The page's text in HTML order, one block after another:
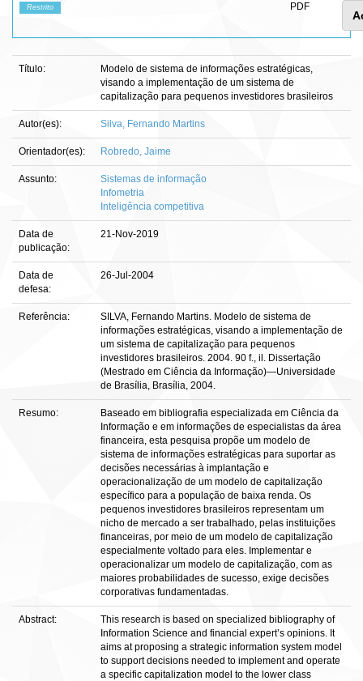
Restrito
PDF
Título:
Modelo de sistema de informações estratégicas,
visando a implementação de um sistema de
capitalização para pequenos investidores brasileiros
Autor(es): Silva, Fernando Martins
Orientador(es): Robredo, Jaime
Assunto:
Sistemas de informação
Infometria
Inteligência competitiva
Data de
publicação:
21-Nov-2019
Data de
defesa:
26-Jul-2004
Referência:
SILVA, Fernando Martins. Modelo de sistema de
informações estratégicas, visando a implementação de
um sistema de capitalização para pequenos
investidores brasileiros. 2004. 90 f., il. Dissertação
(Mestrado em Ciência da Informação)—Universidade
de Brasília, Brasília, 2004.
Resumo:
Baseado em bibliografia especializada em Ciência da
Informação e em informações de especialistas da área
financeira, esta pesquisa propõe um modelo de
sistema de informações estratégicas para suportar as
decisões necessárias à implantação e
operacionalização de um modelo de capitalização
específico para a população de baixa renda. Os
pequenos investidores brasileiros representam um
nicho de mercado a ser trabalhado, pelas instituições
financeiras, por meio de um modelo de capitalização
especialmente voltado para eles. Implementar e
operacionalizar um modelo de capitalização, com as
maiores probabilidades de sucesso, exige decisões
corporativas fundamentadas.
Abstract:
This research is based on specialized bibliography of
Information Science and financial expert’s opinions. It
aims at proposing a strategic information system model
to support decisions needed to implement and operate
a specific capitalization model to the lower class